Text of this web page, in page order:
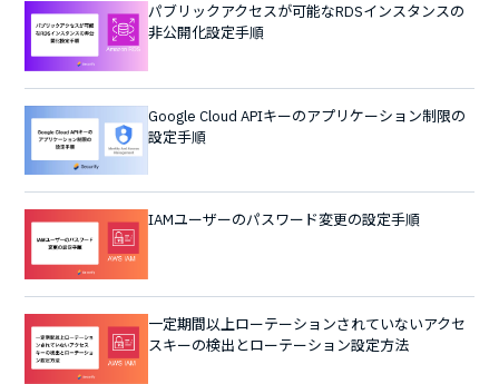
パブリックアクセスが可能なRDSインスタンスの
非公開化設定手順
Google Cloud APIキーのアプリケーション制限の
設定手順
IAMユーザーのパスワード変更の設定手順
一定期間以上ローテーションされていないアクセ
スキーの検出とローテーション設定方法